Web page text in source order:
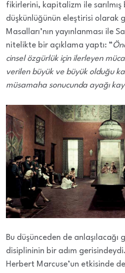
fikirlerini, kapitalizm ile sarılmış
düşkünlüğünün eleştirisi olarak
Masalları’nın yayınlanması ile
nitelikte bir açıklama yaptı: “
cinsel özgürlük için ilerleyen
verilen büyük ve büyük olduğu
müsamaha sonucunda ayağı
Bu düşünceden de anlaşılacağı
disiplininin bir adım
Herbert Marcuse’un etkisinde